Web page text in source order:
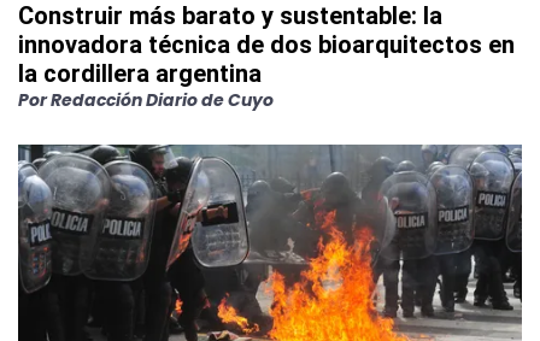
Construir más barato y sustentable: la
innovadora técnica de dos bioarquitectos en
la cordillera argentina
PorRedacción Diario de Cuyo